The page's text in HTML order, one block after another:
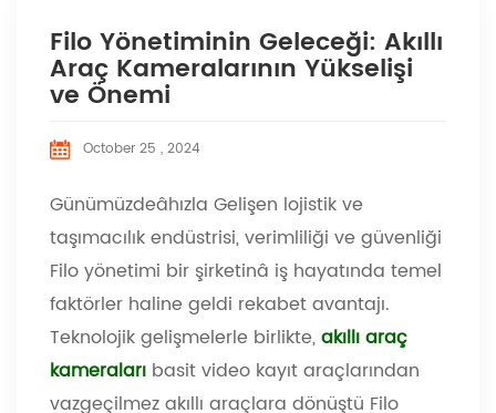
Filo Yönetiminin Geleceği: Akıllı
Araç Kameralarının Yükselişi
ve Önemi
October 25 , 2024
Günümüzdeâhızla Gelişen lojistik ve
taşımacılık endüstrisi, verimliliği ve güvenliği
Filo yönetimi bir şirketinâ iş hayatında temel
faktörler haline geldi rekabet avantajı.
Teknolojik gelişmelerle birlikte,akıllı araç
kameraları basit video kayıt araçlarından
vazgeçilmez akıllı araçlara dönüştü Filo